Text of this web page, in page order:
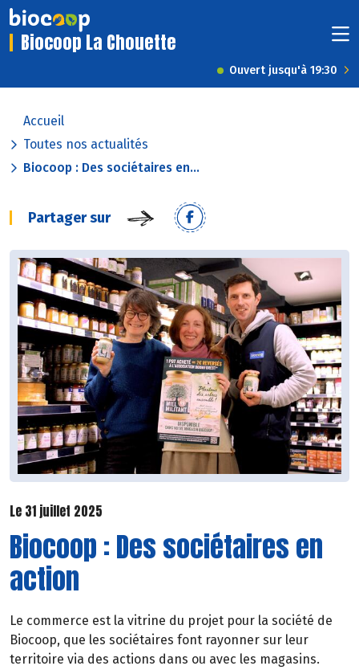
Biocoop La Chouette
Ouvert jusqu'à 19:30
Accueil
Toutes nos actualités
Biocoop : Des sociétaires en...
Partager sur
Le 31 juillet 2025
Biocoop : Des sociétaires en
action
Le commerce est la vitrine du projet pour la société de
Biocoop, que les sociétaires font rayonner sur leur
territoire via des actions dans ou avec les magasins.